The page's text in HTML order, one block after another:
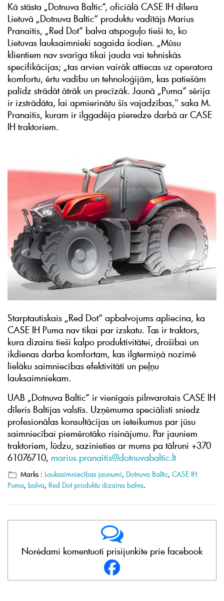
Kā stāsta „Dotnuva Baltic“, oficiālā CASE IH dīlera
Lietuvā „Dotnuva Baltic“ produktu vadītājs Marius
Pranaitis, „Red Dot“ balva atspoguļo tieši to, ko
Lietuvas lauksaimnieki sagaida šodien. „Mūsu
klientiem nav svarīga tikai jauda vai tehniskās
specifikācijas; „tas arvien vairāk attiecas uz operatora
komfortu, ērtu vadību un tehnoloģijām, kas patiešām
palīdz strādāt ātrāk un precīzāk. Jaunā „Puma“ sērija
ir izstrādāta, lai apmierinātu šīs vajadzības," saka M.
Pranaitis, kuram ir ilggadēja pieredze darbā ar CASE
IH traktoriem.
Starptautiskais „Red Dot“ apbalvojums apliecina, ka
CASE IH Puma nav tikai par izskatu. Tas ir traktors,
kura dizains tieši kalpo produktivitātei, drošībai un
ikdienas darba komfortam, kas ilgtermiņā nozīmē
lielāku saimniecības efektivitāti un peļņu
lauksaimniekam.
UAB „Dotnuva Baltic“ ir vienīgais pilnvarotais CASE IH
dīleris Baltijas valstīs. Uzņēmuma speciālisti sniedz
profesionālas konsultācijas un ieteikumus par jūsu
saimniecībai piemērotāko risinājumu. Par jauniem
traktoriem, lūdzu, sazinieties ar mums pa tālruni +370
61076710, marius.pranaitis@dotnuvabaltic.lt
Marks : Lauksaimniecības jaunumi, Dotnuva Baltic, CASE IH
Puma, balva, Red Dot produktu dizaina balva.
Norėdami komentuoti prisijunkite prie facebook